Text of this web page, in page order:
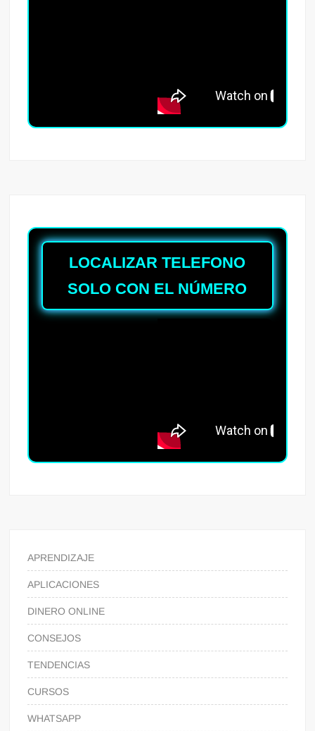
LOCALIZAR TELEFONO
SOLO CON EL NÚMERO
APRENDIZAJE
APLICACIONES
DINERO ONLINE
CONSEJOS
TENDENCIAS
CURSOS
WHATSAPP